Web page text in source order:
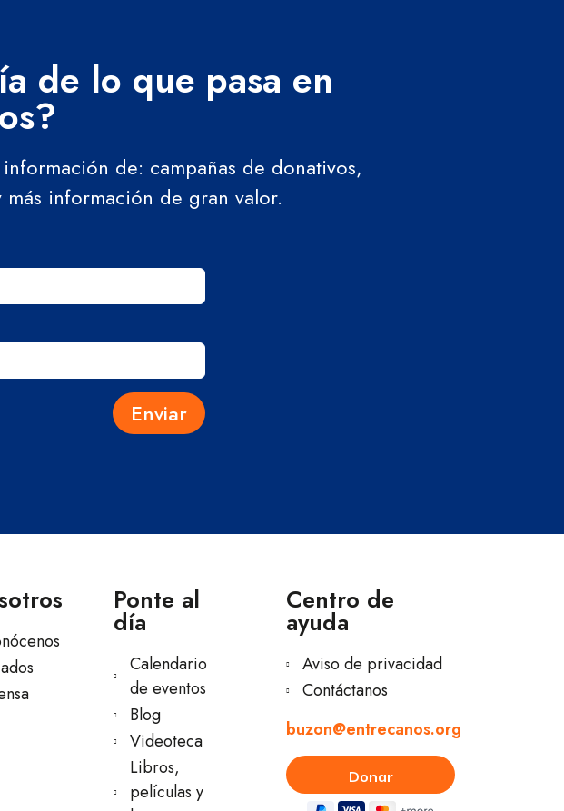
de lo que pasa en
de: campañas de donativos,
más información de gran valor.
Enviar
Ponte al
día
Calendario
de eventos
Blog
Videoteca
Libros,
películas y
Centro de
ayuda
Aviso de privacidad
Contáctanos
buzon@entrecanos.org